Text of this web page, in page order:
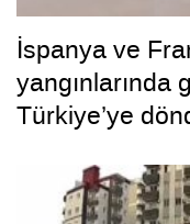
İspanya ve
yangınlarında
Türkiye’ye